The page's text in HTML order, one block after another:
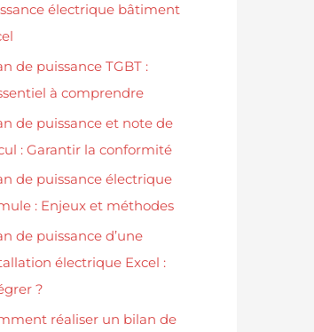
électrique bâtiment
de puissance TGBT :
à comprendre
de puissance et note de
: Garantir la conformité
de puissance électrique
: Enjeux et méthodes
de puissance d’une
électrique Excel :
?
réaliser un bilan de